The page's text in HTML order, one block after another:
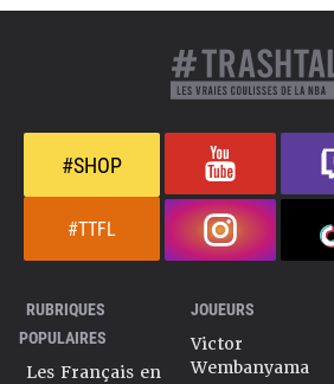
#SHOP
#TTFL
RUBRIQUES
POPULAIRES
Les Français en
JOUEURS
Victor
Wembanyama